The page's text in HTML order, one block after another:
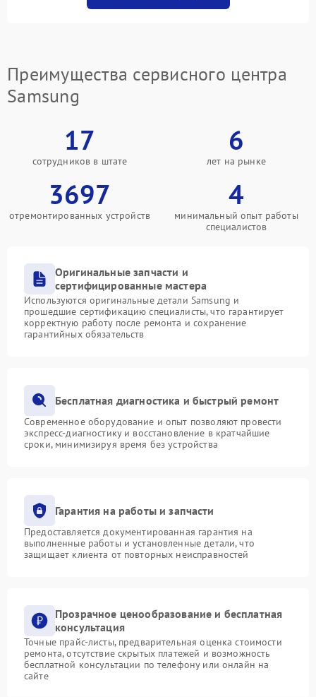
Преимущества сервисного центра
Samsung
17
сотрудников в штате
6
лет на рынке
3697
отремонтированных устройств
4
минимальный опыт работы
специалистов
Оригинальные запчасти и
сертифицированные мастера
Используются оригинальные детали Samsung и
прошедшие сертификацию специалисты, что гарантирует
корректную работу после ремонта и сохранение
гарантийных обязательств
Бесплатная диагностика и быстрый ремонт
Современное оборудование и опыт позволяют провести
экспресс-диагностику и восстановление в кратчайшие
сроки, минимизируя время без устройства
Гарантия на работы и запчасти
Предоставляется документированная гарантия на
выполненные работы и установленные детали, что
защищает клиента от повторных неисправностей
Прозрачное ценообразование и бесплатная
консультация
Точные прайс-листы, предварительная оценка стоимости
ремонта, отсутствие скрытых платежей и возможность
бесплатной консультации по телефону или онлайн на
сайте